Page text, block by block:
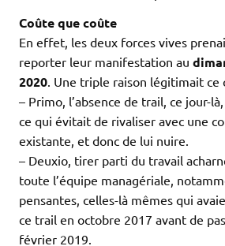
Coûte que coûte
En effet, les deux forces vives
reporter leur manifestation au
2020. Une triple raison légitimait ce
– Primo, l’absence de trail, ce jour-
ce qui évitait de rivaliser avec une
existante, et donc de lui nuire.
– Deuxio, tirer parti du travail
toute l’équipe managériale,
pensantes, celles-là mêmes qui
ce trail en octobre 2017 avant de
février 2019.